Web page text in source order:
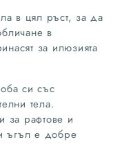
в цял ръст, за да
в
за илюзията
си със
тела.
за рафтове и
ъгъл е добре